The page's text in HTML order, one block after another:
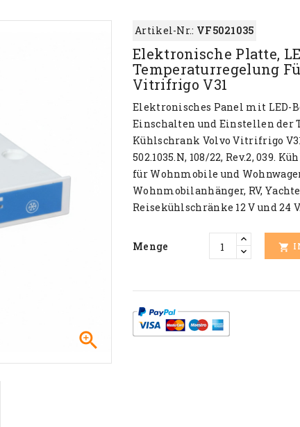

Artikel-Nr.: VF5021035
Elektronische Platte,
Temperaturregelung
Vitrifrigo V31
Elektronisches Panel mit LED-
Einschalten und Einstellen der
Kühlschrank Volvo Vitrifrigo
502.1035.N, 108/22, Rev.2, 039.
für Wohnmobile und
Wohnmobilanhänger, RV,
Reisekühlschränke 12 V und 24 V.
Menge 